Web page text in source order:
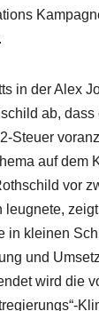
in der Alex
ab,
Steuer
auf dem
vor
leugnete,
in kleinen
und
wird die